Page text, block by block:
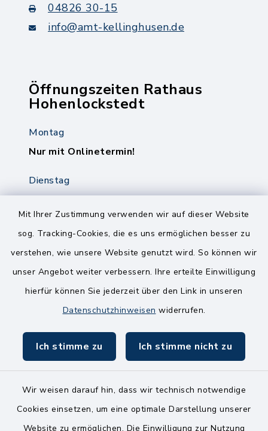
Mit Ihrer Zustimmung verwenden wir auf dieser Website
sog. Tracking-Cookies, die es uns ermöglichen besser zu
verstehen, wie unsere Website genutzt wird. So können wir
unser Angebot weiter verbessern. Ihre erteilte Einwilligung
hierfür können Sie jederzeit über den Link in unseren
Datenschutzhinweisen widerrufen.
Ich stimme zu Ich stimme nicht zu
Wir weisen darauf hin, dass wir technisch notwendige
Cookies einsetzen, um eine optimale Darstellung unserer
Website zu ermöglichen. Die Einwilligung zur Nutzung
04826 30-15
info@amt-kellinghusen.de
Öffnungszeiten Rathaus
Hohenlockstedt
Montag
Nur mit Onlinetermin!
Dienstag
8.00-12.00 Uhr
14.00-18.00 Uhr
Freitag
8.00-11.00 Uhr
Kontakt